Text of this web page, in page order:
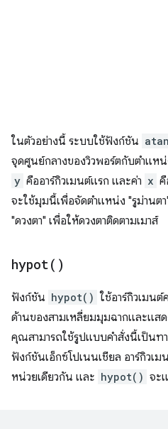
ในตัวอย่างนี้ ระบบใช้ฟังก์ชัน
จุดศูนย์กลางของวิวพอร์ตกับตำแหน่
y คืออาร์กิวเมนต์แรก และค่า x คื
จะใช้มุมนี้เพื่อจัดตำแหน่ง "รูม่าน
"ดวงตา" เพื่อให้ดวงตาติดตามเมาส์
hypot( )
ฟังก์ชัน hypot() ใช้อาร์กิวเมนต์
ด้านของสามเหลี่ยมมุมฉากและแส
คุณสามารถใช้รูปแบบคำสั่งนี้เป็นท
ฟังก์ชันเอ็กซ์โปเนนเชียล อาร์กิวเ
หน่วยเดียวกัน และ hypot() จะ